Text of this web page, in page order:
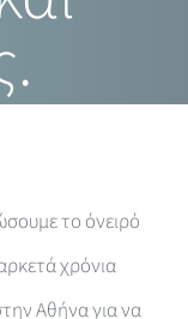
το όνειρό
χρόνια
Αθήνα για να